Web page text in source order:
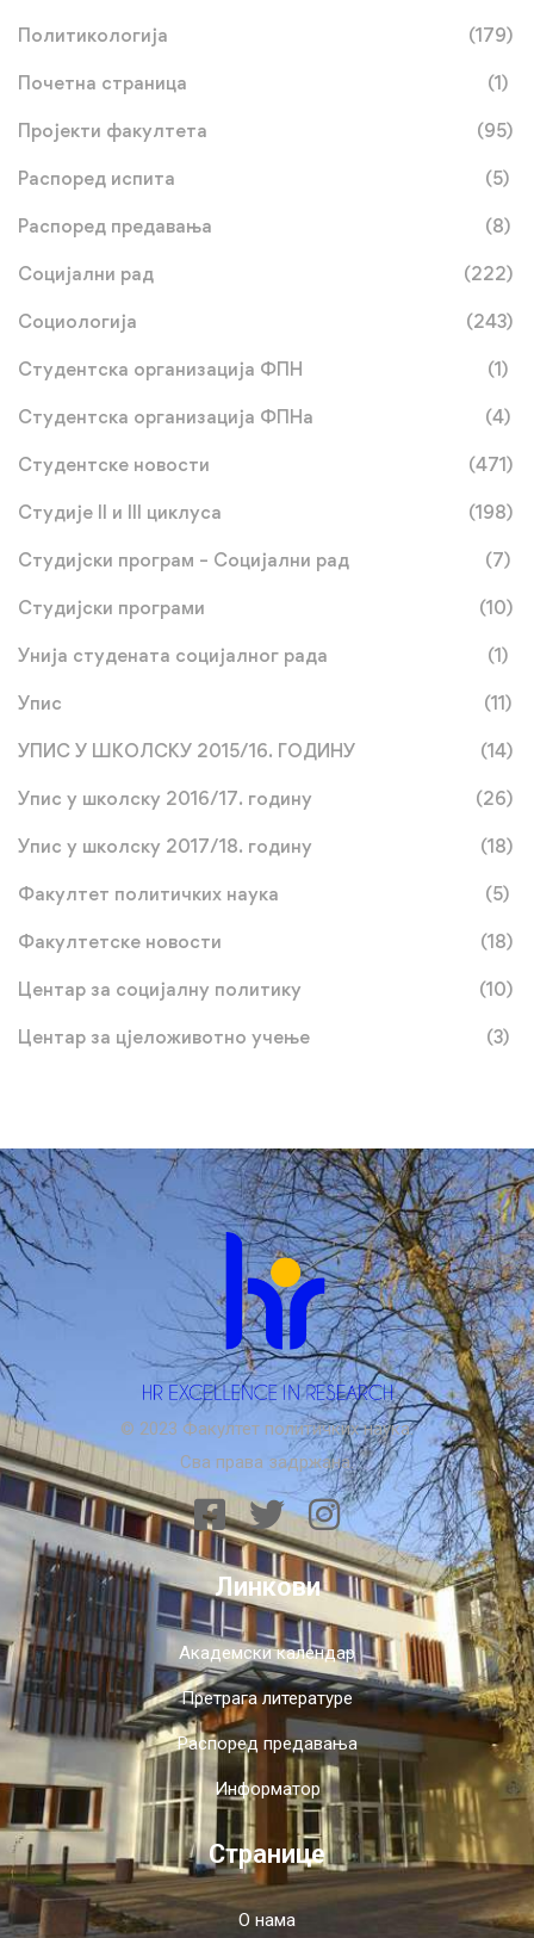
Политикологија (179)
Почетна страница (1)
Пројекти факултета (95)
Распоред испита (5)
Распоред предавања (8)
Социјални рад (222)
Социологија (243)
Студентска организација ФПН (1)
Студентска организација ФПНа (4)
Студентске новости (471)
Студије II и III циклуса (198)
Студијски програм – Социјални рад (7)
Студијски програми (10)
Унија студената социјалног рада (1)
Упис (11)
УПИС У ШКОЛСКУ 2015/16. ГОДИНУ (14)
Упис у школску 2016/17. годину (26)
Упис у школску 2017/18. годину (18)
Факултет политичких наука (5)
Факултетске новости (18)
Центар за социјалну политику (10)
Центар за цјеложивотно учење (3)
© 2023 Факултет политичких наука.
Сва права задржана.
Линкови
Академски календар
Претрага литературе
Распоред предавања
Информатор
Странице
О нама